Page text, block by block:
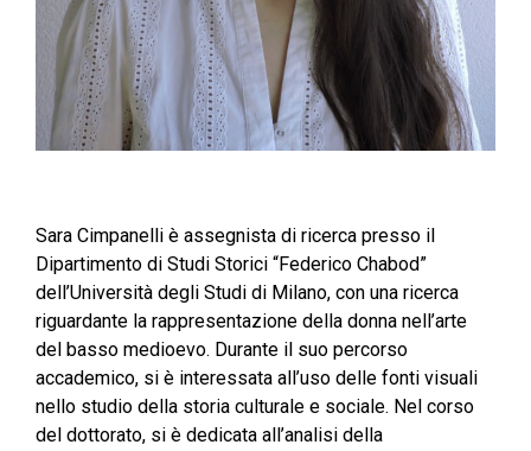
Sara Cimpanelli è assegnista di ricerca presso il
Dipartimento di Studi Storici “Federico Chabod”
dell’Università degli Studi di Milano, con una ricerca
riguardante la rappresentazione della donna nell’arte
del basso medioevo. Durante il suo percorso
accademico, si è interessata all’uso delle fonti visuali
nello studio della storia culturale e sociale. Nel corso
del dottorato, si è dedicata all’analisi della